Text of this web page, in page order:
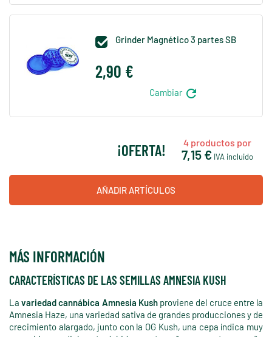
 Grinder Magnético 3 partes SB
2,90 €
Cambiar refresh
¡OFERTA! 4 productos por
7,15 € IVA incluido
AÑADIR ARTÍCULOS
MÁS INFORMACIÓN
CARACTERÍSTICAS DE LAS SEMILLAS AMNESIA KUSH
Lavariedad cannábica Amnesia Kushproviene del cruce entre la
Amnesia Haze, una variedad sativa de grandes producciones y de
crecimiento alargado, junto con la OG Kush, una cepa índica muy